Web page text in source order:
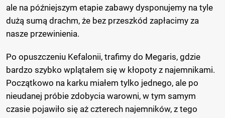
ale na późniejszym etapie zabawy dysponujemy na tyle
dużą sumą drachm, że bez przeszkód zapłacimy za
nasze przewinienia.
Po opuszczeniu Kefalonii, trafimy do Megaris, gdzie
bardzo szybko wplątałem się w kłopoty z najemnikami.
Początkowo na karku miałem tylko jednego, ale po
nieudanej próbie zdobycia warowni, w tym samym
czasie pojawiło się aż czterech najemników, z tego